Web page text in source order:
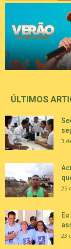
ÚLTIMOS
3
25
23